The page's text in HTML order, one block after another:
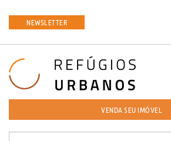
NEWSLETTER
VENDA SEU IMÓVEL